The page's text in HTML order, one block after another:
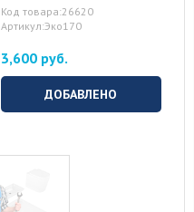
Код товара:26620
Артикул:Эко170
3,600 руб.
ДОБАВЛЕНО